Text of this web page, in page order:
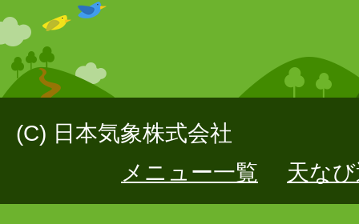
(C) 日本気象株式会社
メニュー一覧
天な